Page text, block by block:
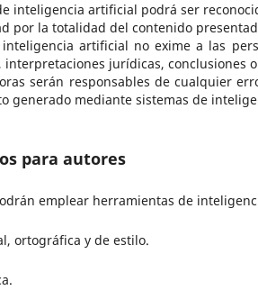
inteligencia artificial podrá ser
por la totalidad del contenido
artificial no exime a las
interpretaciones jurídicas, conclusiones
serán responsables de cualquier
generado mediante sistemas de
para autores
emplear herramientas de
ortográfica y de estilo.